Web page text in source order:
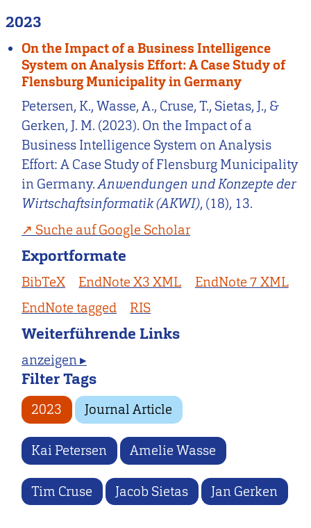
2023
On the Impact of a Business Intelligence
System on Analysis Effort: A Case Study of
Flensburg Municipality in Germany
Petersen, K., Wasse, A., Cruse, T., Sietas, J., &
Gerken, J. M. (2023). On the Impact of a
Business Intelligence System on Analysis
Effort: A Case Study of Flensburg Municipality
in Germany.Anwendungen und Konzepte der
Wirtschaftsinformatik (AKWI), (18), 13.
Suche auf Google Scholar
Exportformate
BibTeX EndNote X3 XML
EndNote 7 XML
EndNote tagged
RIS
Weiterführende Links
anzeigen ▸
Filter Tags
2023 Journal Article
Kai Petersen Amelie Wasse
Tim Cruse Jacob Sietas Jan Gerken